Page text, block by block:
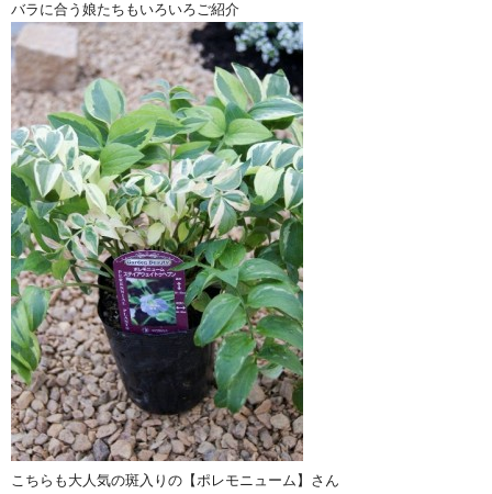
バラに合う娘たちもいろいろご紹介
こちらも大人気の斑入りの【ポレモニューム】さん